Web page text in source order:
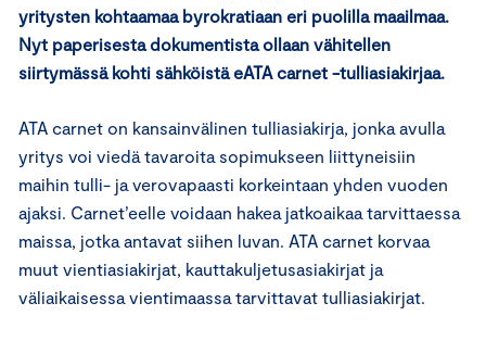
yritysten kohtaamaa byrokratiaan eri puolilla maailmaa.
Nyt paperisesta dokumentista ollaan vähitellen
siirtymässä kohti sähköistä eATA carnet -tulliasiakirjaa.
ATA carnet on kansainvälinen tulliasiakirja, jonka avulla
yritys voi viedä tavaroita sopimukseen liittyneisiin
maihin tulli- ja verovapaasti korkeintaan yhden vuoden
ajaksi. Carnet’eelle voidaan hakea jatkoaikaa tarvittaessa
maissa, jotka antavat siihen luvan. ATA carnet korvaa
muut vientiasiakirjat, kauttakuljetusasiakirjat ja
väliaikaisessa vientimaassa tarvittavat tulliasiakirjat.